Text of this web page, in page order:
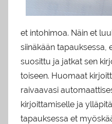
et intohimoa. Näin et
siinäkään tapauksessa,
suosittu ja jatkat sen
toiseen. Huomaat
raivaavasi
kirjoittamiselle ja
tapauksessa et